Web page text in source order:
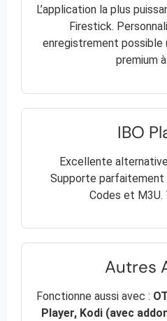
L’application la plus
Firestick.
enregistrement possible
premium à
IBO
Excellente
Supporte
Codes et M3U.
Autres
Fonctionne aussi avec :
Player, Kodi (avec